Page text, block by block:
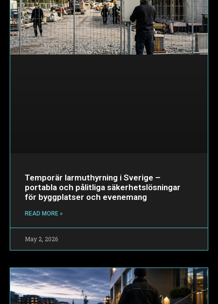
Temporär larmuthyrning i Sverige –
portabla och pålitliga säkerhetslösningar
för byggplatser och evenemang
READ MORE »
May 2, 2026